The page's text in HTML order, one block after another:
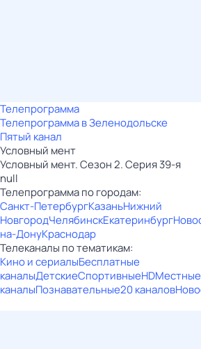
Телепрограмма
Телепрограмма в Зеленодольске
Пятый канал
Условный мент
Условный мент. Сезон 2. Серия 39-я
null
Телепрограмма по городам:
Санкт-ПетербургКазаньНижний
НовгородЧелябинскЕкатеринбург
на-ДонуКраснодар
Телеканалы по тематикам:
Кино и сериалыБесплатные
каналыДетскиеСпортивныеHDМестные
каналыПознавательные20 каналов